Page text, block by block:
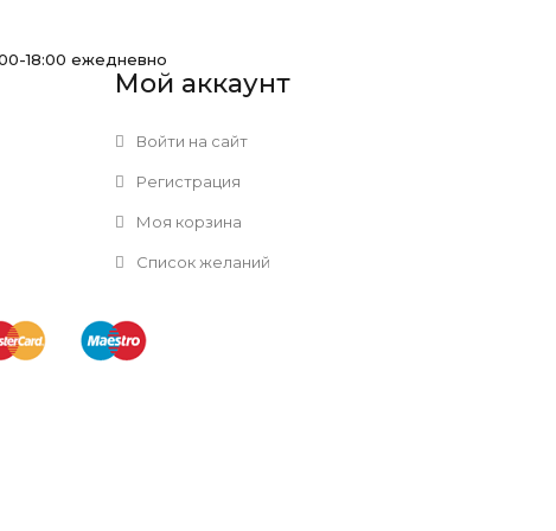
18:00 ежедневно
Мой аккаунт
Войти на сайт
Регистрация
Моя корзина
Список желаний